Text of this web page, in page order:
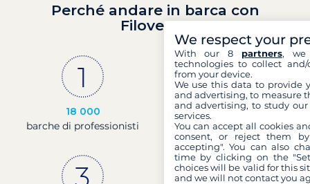
Perché andare in barca con
Filovent?
18 000
barche di professionisti
30 anni
di esperienza e di
passione
We respect your
With our 8 partners, we
technologies to collect
from your device.
We use this data to provide
and advertising, to measure
and advertising, to study
services.
You can accept all cookies
consent, or reject them
accepting". You can also
time by clicking on the
choices will be valid for this
and we will not contact you